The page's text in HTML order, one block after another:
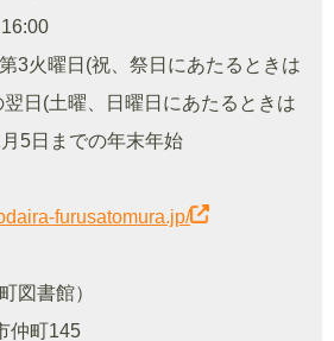
火曜日(祝、祭日にあたるときは
日(土曜、日曜日にあたるときは
5日までの年末年始
furusatomura.jp/
図書館）
仲町145